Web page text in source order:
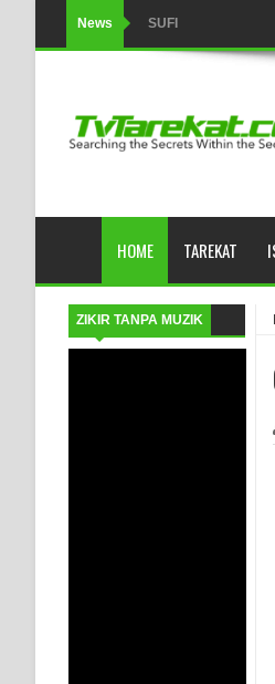
News SUFI
Tertipu: Sehat dan
HIKMAH AL-HIKAM
AHLI SUFFAH:
WAHDATUL
Wusul kepada Allah
Hati dan dua sayap
MUKASYAFAH
SYARAHAN
KISAH WALI SUFI,
SHAYKH
DI TANGAN
RAWATAN
HOME TAREKAT
ZIKIR TANPA MUZIK